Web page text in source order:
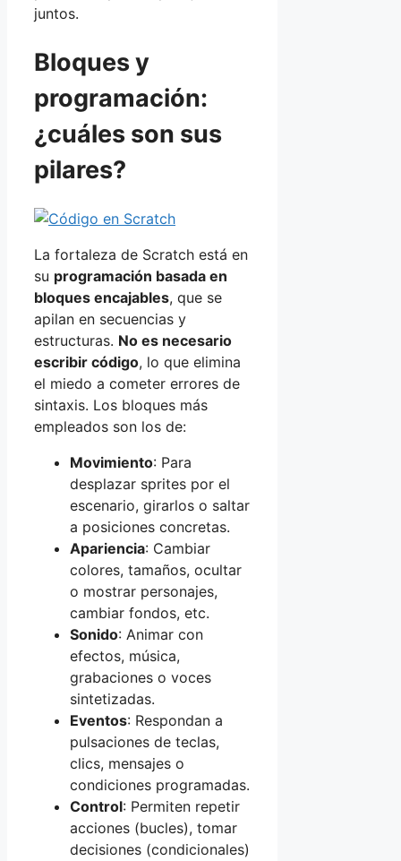
juntos.
Bloques y
programación:
¿cuáles son sus
pilares?
La fortaleza de Scratch está en
su programación basada en
bloques encajables, que se
apilan en secuencias y
estructuras. No es necesario
escribir código, lo que elimina
el miedo a cometer errores de
sintaxis. Los bloques más
empleados son los de:
Movimiento: Para
desplazar sprites por el
escenario, girarlos o saltar
a posiciones concretas.
Apariencia: Cambiar
colores, tamaños, ocultar
o mostrar personajes,
cambiar fondos, etc.
Sonido: Animar con
efectos, música,
grabaciones o voces
sintetizadas.
Eventos: Respondan a
pulsaciones de teclas,
clics, mensajes o
condiciones programadas.
Control: Permiten repetir
acciones (bucles), tomar
decisiones (condicionales)